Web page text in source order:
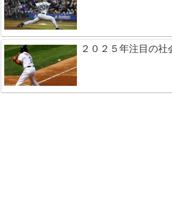
２０２５年注目の